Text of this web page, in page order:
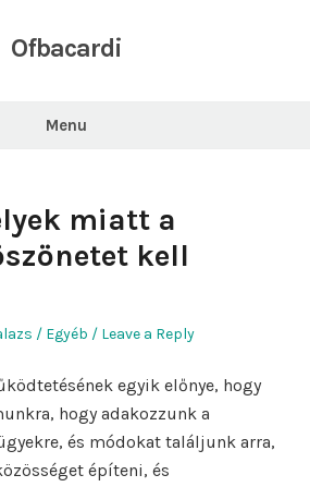
Ofbacardi
Menu
miatt a
kell
Posted
Egyéb Leave a Reply
egyik előnye, hogy
hogy adakozzunk a
és módokat találjunk arra,
építeni, és